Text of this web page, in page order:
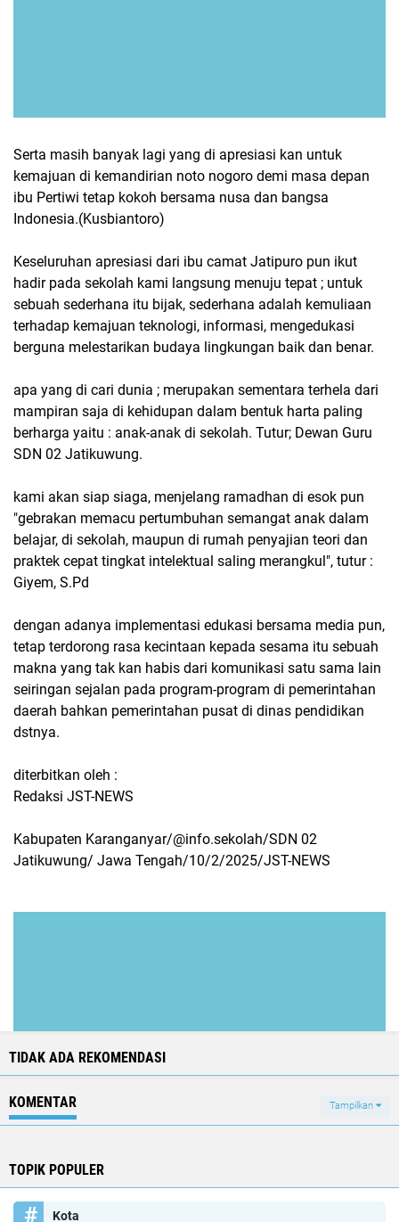
Serta masih banyak lagi yang di apresiasi kan untuk
kemajuan di kemandirian noto nogoro demi masa depan
ibu Pertiwi tetap kokoh bersama nusa dan bangsa
Indonesia.(Kusbiantoro)
Keseluruhan apresiasi dari ibu camat Jatipuro pun ikut
hadir pada sekolah kami langsung menuju tepat ; untuk
sebuah sederhana itu bijak, sederhana adalah kemuliaan
terhadap kemajuan teknologi, informasi, mengedukasi
berguna melestarikan budaya lingkungan baik dan benar.
apa yang di cari dunia ; merupakan sementara terhela dari
mampiran saja di kehidupan dalam bentuk harta paling
berharga yaitu : anak-anak di sekolah. Tutur; Dewan Guru
SDN 02 Jatikuwung.
kami akan siap siaga, menjelang ramadhan di esok pun
"gebrakan memacu pertumbuhan semangat anak dalam
belajar, di sekolah, maupun di rumah penyajian teori dan
praktek cepat tingkat intelektual saling merangkul", tutur :
Giyem, S.Pd
dengan adanya implementasi edukasi bersama media pun,
tetap terdorong rasa kecintaan kepada sesama itu sebuah
makna yang tak kan habis dari komunikasi satu sama lain
seiringan sejalan pada program-program di pemerintahan
daerah bahkan pemerintahan pusat di dinas pendidikan
dstnya.
diterbitkan oleh :
Redaksi JST-NEWS
Kabupaten Karanganyar/@info.sekolah/SDN 02
Jatikuwung/ Jawa Tengah/10/2/2025/JST-NEWS
TIDAK ADA REKOMENDASI
KOMENTAR Tampilkan
TOPIK POPULER
Kota